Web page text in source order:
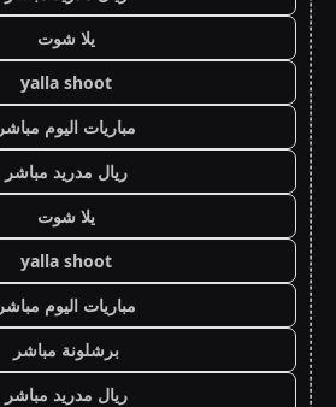
يلا شوت
yalla shoot
مباريات اليوم مباشر
ريال مدريد مباشر
يلا شوت
yalla shoot
مباريات اليوم مباشر
برشلونة مباشر
ريال مدريد مباشر